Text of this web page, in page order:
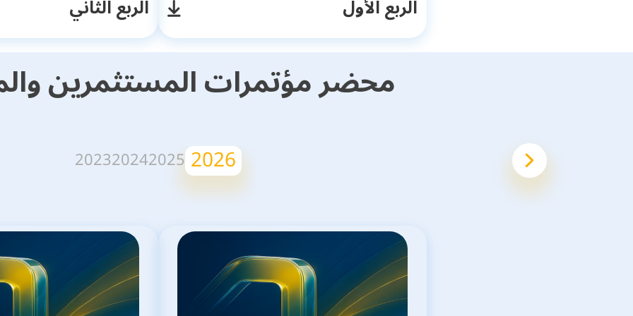
الربع الأول الربع الثاني
محضر مؤتمرات المستثمرين
2026
2025
2024
2023